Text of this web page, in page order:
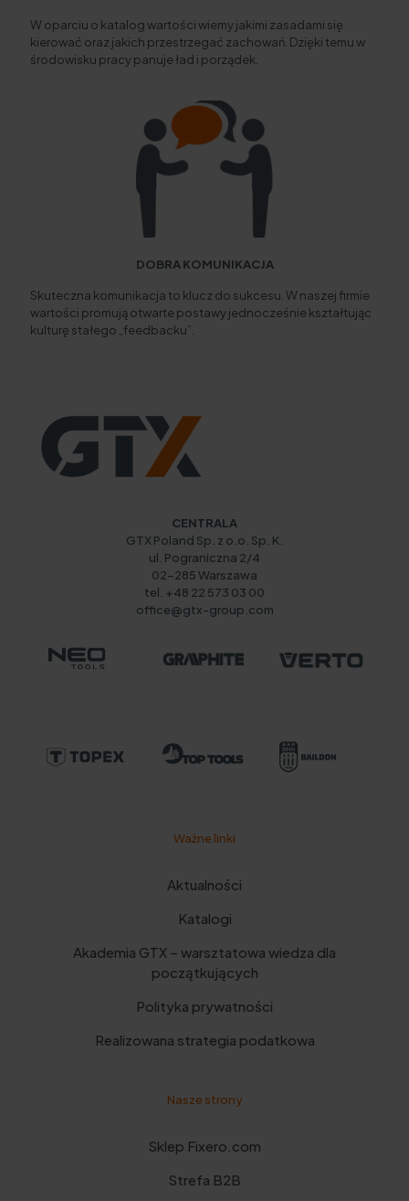
W oparciu o katalog wartości wiemy jakimi zasadami się
kierować oraz jakich przestrzegać zachowań. Dzięki temu w
środowisku pracy panuje ład i porządek.
DOBRA KOMUNIKACJA
Skuteczna komunikacja to klucz do sukcesu. W naszej firmie
wartości promują otwarte postawy jednocześnie kształtując
kulturę stałego „feedbacku”.
CENTRALA
GTX Poland Sp. z o.o. Sp. K.
ul. Pograniczna 2/4
02-285 Warszawa
tel. +48 22 573 03 00
office@gtx-group.com
Ważne linki
Aktualności
Katalogi
Akademia GTX – warsztatowa wiedza dla
początkujących
Polityka prywatności
Realizowana strategia podatkowa
Nasze strony
Sklep Fixero.com
Strefa B2B